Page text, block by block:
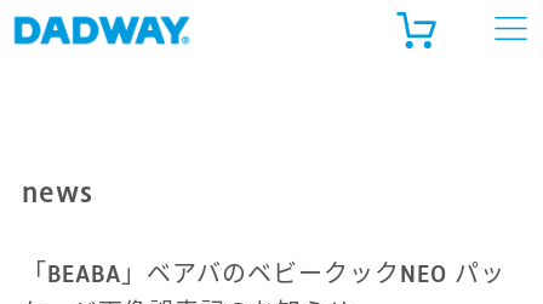
news
「BEABA」ベアバのベビークックNEO パッ